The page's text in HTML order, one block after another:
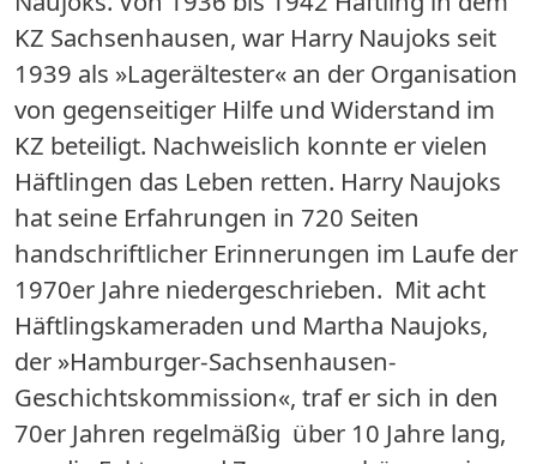
KZ Sachsenhausen, war Harry Naujoks seit
1939 als »Lagerältester« an der Organisation
von gegenseitiger Hilfe und Widerstand im
KZ beteiligt. Nachweislich konnte er vielen
Häftlingen das Leben retten. Harry Naujoks
hat seine Erfahrungen in 720 Seiten
handschriftlicher Erinnerungen im Laufe der
1970er Jahre niedergeschrieben. Mit acht
Häftlingskameraden und Martha Naujoks,
der »Hamburger-Sachsenhausen-
Geschichtskommission«, traf er sich in den
70er Jahren regelmäßig über 10 Jahre lang,